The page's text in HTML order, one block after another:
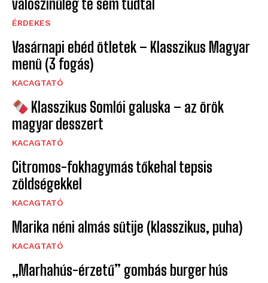
valószínűleg te sem tudtál
ÉRDEKES
Vasárnapi ebéd ötletek – Klasszikus Magyar
menü (3 fogás)
KACAGTATÓ
Klasszikus Somlói galuska – az örök
magyar desszert
KACAGTATÓ
Citromos-fokhagymás tőkehal tepsis
zöldségekkel
KACAGTATÓ
Marika néni almás sütije (klasszikus, puha)
KACAGTATÓ
„Marhahús-érzetű” gombás burger hús